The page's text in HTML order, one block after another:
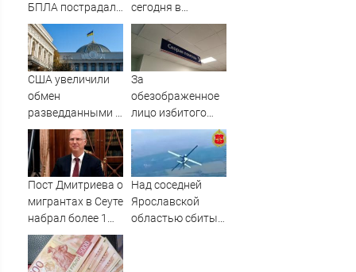
БПЛА пострадал
склад
Вайлдберриз и
постройки в СНТ
– Новости Твери и
городов Тверской
Тверские новости.
Новости
сегодня в
страшной
дорожной аварии
в Карелии
США увеличили
обмен
разведданными с
Украиной
За
обезображенное
лицо избитого
петрозаводчанина
ответит
подросток
Пост Дмитриева о
мигрантах в Сеуте
набрал более 1
млн просмотров
Над соседней
Ярославской
областью сбиты